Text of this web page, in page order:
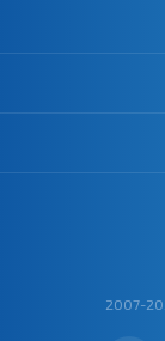
2007-